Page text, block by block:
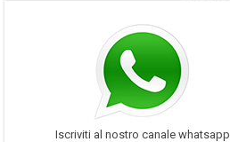
Iscriviti al nostro canale whatsapp